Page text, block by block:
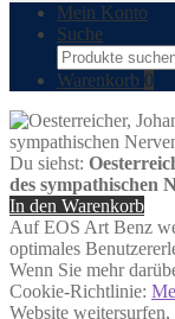
Mein Konto
Suche
Suchen
nach:
Warenkorb 0
Du siehst:
des sympathischen
In den Warenkorb
Auf EOS Art Benz
optimales
Wenn Sie mehr
Cookie-Richtlinie:
Website